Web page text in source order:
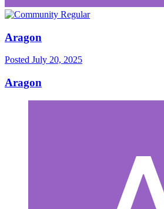
Aragon
Posted July 20, 2025
Aragon